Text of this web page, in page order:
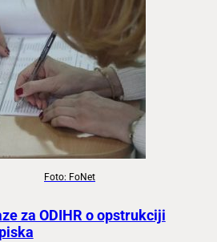
Foto: FoNet
za ODIHR o opstrukciji